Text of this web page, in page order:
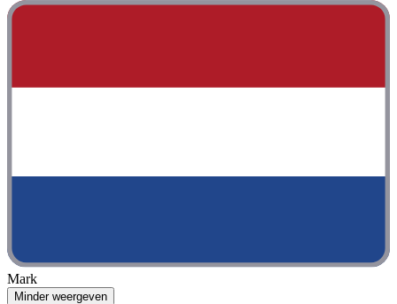
Mark
Minder weergeven